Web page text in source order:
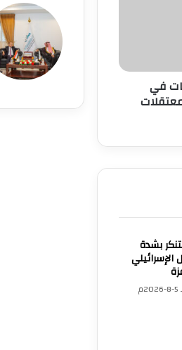
في
بشدة
الإسرائيلي